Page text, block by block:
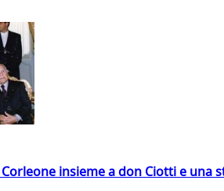
insieme a don Ciotti e una